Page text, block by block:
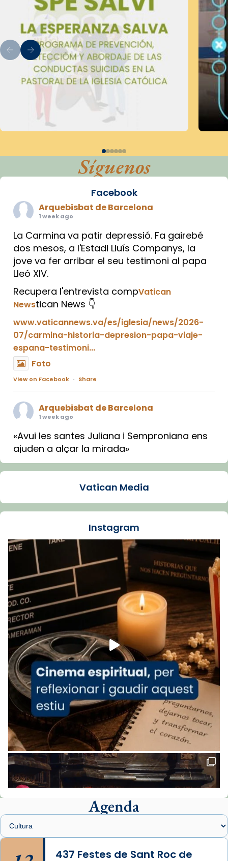
Síguenos
Facebook
Arquebisbat de Barcelona
1 week ago
La Carmina va patir depressió. Fa gairebé
dos mesos, a l'Estadi Lluís Companys, la
jove va fer arribar el seu testimoni al papa
Lleó XIV.
Recupera l'entrevista compVatican
Newstican News 👇
www.vaticannews.va/es/iglesia/news/2026-
07/carmina-historia-depresion-papa-viaje-
espana-testimoni...
Foto
View on Facebook · Share
Arquebisbat de Barcelona
1 week ago
«Avui les santes Juliana i Semproniana ens
ajuden a alçar la mirada»
Mons. Sergi Gordo, bisbe de Tortosa, ha
Santes de Mataró.
🔗tinyurl.com/cvu5jmbk
Foto
View on Facebook Share
Arquebisbat de Barcelonais at Catedral
de Barcelona.
1 week ago
Aquest dilluns, 27 de juliol, ha tingut lloc la
missa d’acció de gràcies en agraïment al
comitè organitzador de la visita apostòlica
del Sant Pare Lleó XIV a Barcelona, i als
col·laboradors, a la Catedral de Barcelona.
L’arquebisbe de Barcelona, el cardenal Joan
Josep Omella, ha presidit la missa i l’ha
concelebrat el bisbe auxiliar de Barcelona,
Mons. David Abadías.
📸 Dr. G. Simón
Foto
View on Facebook Share
Arquebisbat de Barcelona
2 weeks ago
Memòria de les santes Juliana i
Semproniana, verges i màrtirs.
Vatican Media
Instagram
Agenda
437 Festes de Sant Roc de